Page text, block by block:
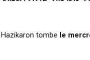
tombe le